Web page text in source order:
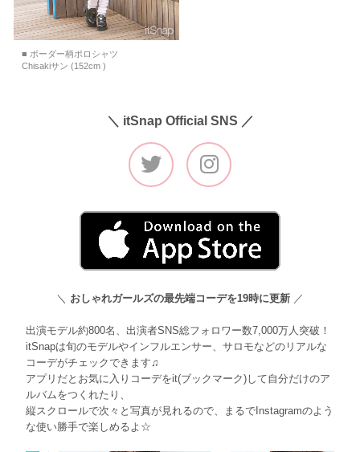
■ ボーダー柄ポロシャツ
Chisakiサン (152cm )
＼ itSnap Official SNS ／
＼ おしゃれガールズの最先端コーデを19時に更新 ／
出演モデル約800名、出演者SNS総フォロワー数7,000万人突破！
itSnapは旬のモデルやインフルエンサー、サロモなどのリアルな
コーデがチェックできます♫
アプリだとお気に入りコーデをit(ブックマーク)して自分だけのア
ルバムをつくれたり、
縦スクロールで次々と写真が見れるので、まるでInstagramのよう
な使い勝手で楽しめるよ☆